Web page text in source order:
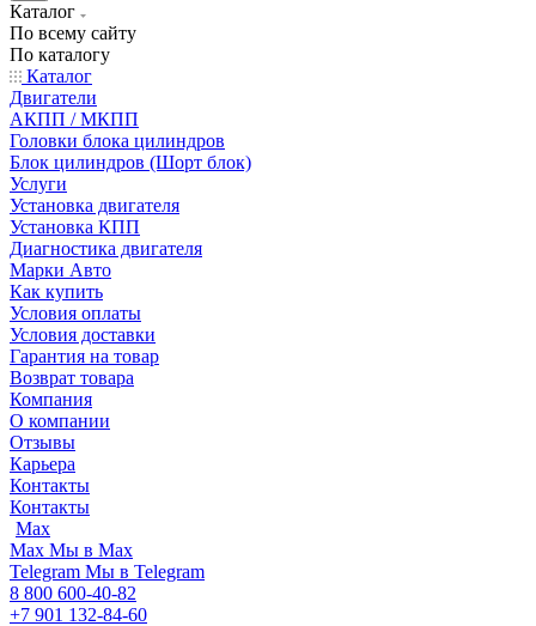
Каталог
По всему сайту
По каталогу
Каталог
Двигатели
АКПП / МКПП
Головки блока цилиндров
Блок цилиндров (Шорт блок)
Услуги
Установка двигателя
Установка КПП
Диагностика двигателя
Марки Авто
Как купить
Условия оплаты
Условия доставки
Гарантия на товар
Возврат товара
Компания
О компании
Отзывы
Карьера
Контакты
Контакты
Max
Max Мы в Max
Telegram Мы в Telegram
8 800 600-40-82
+7 901 132-84-60